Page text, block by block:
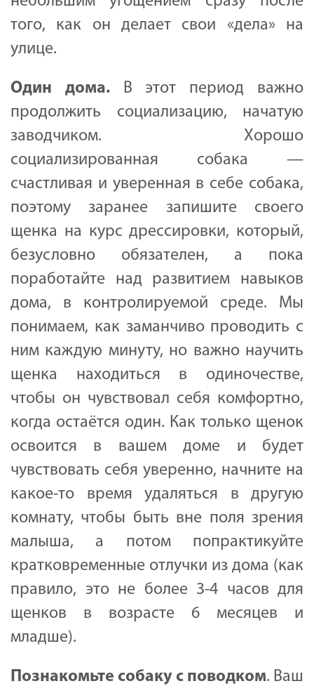
того, как он делает свои «дела» на
улице.
Один дома.В этот период важно
продолжить социализацию, начатую
заводчиком. Хорошо
социализированная собака —
счастливая и уверенная в себе собака,
поэтому заранее запишите своего
щенка на курс дрессировки, который,
безусловно обязателен, а пока
поработайте над развитием навыков
дома, в контролируемой среде. Мы
понимаем, как заманчиво проводить с
ним каждую минуту, но важно научить
щенка находиться в одиночестве,
чтобы он чувствовал себя комфортно,
когда остаётся один. Как только щенок
освоится в вашем доме и будет
чувствовать себя уверенно, начните на
какое-то время удаляться в другую
комнату, чтобы быть вне поля зрения
малыша, а потом попрактикуйте
кратковременные отлучки из дома (как
правило, это не более 3-4 часов для
щенков в возрасте 6 месяцев и
младше).
Познакомьте собаку с поводком. Ваш